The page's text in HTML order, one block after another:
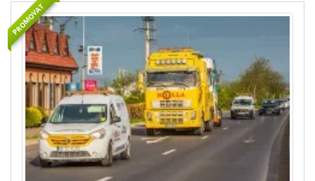
PROMOVAT